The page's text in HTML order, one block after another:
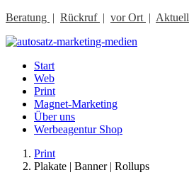
Beratung | Rückruf | vor Ort | Aktuell
Start
Web
Print
Magnet-Marketing
Über uns
Werbeagentur Shop
Print
Plakate | Banner | Rollups